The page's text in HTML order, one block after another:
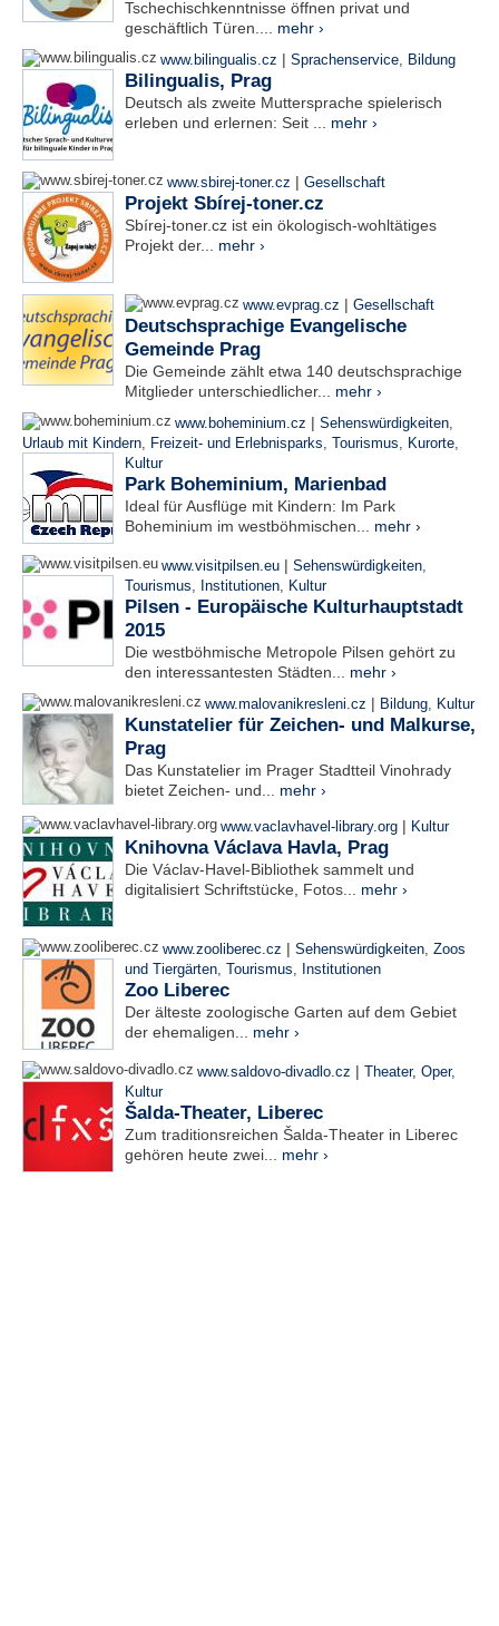
Tschechischkenntnisse öffnen privat und
geschäftlich Türen.... mehr ›
www.bilingualis.cz | Sprachenservice, Bildung
Bilingualis, Prag
Deutsch als zweite Muttersprache spielerisch
erleben und erlernen: Seit ... mehr ›
www.sbirej-toner.cz | Gesellschaft
Projekt Sbírej-toner.cz
Sbírej-toner.cz ist ein ökologisch-wohltätiges
Projekt der... mehr ›
www.evprag.cz | Gesellschaft
Deutschsprachige Evangelische
Gemeinde Prag
Die Gemeinde zählt etwa 140 deutschsprachige
Mitglieder unterschiedlicher... mehr ›
www.boheminium.cz | Sehenswürdigkeiten,
Urlaub mit Kindern, Freizeit- und Erlebnisparks, Tourismus, Kurorte,
Kultur
Park Boheminium, Marienbad
Ideal für Ausflüge mit Kindern: Im Park
Boheminium im westböhmischen... mehr ›
www.visitpilsen.eu | Sehenswürdigkeiten,
Tourismus, Institutionen, Kultur
Pilsen - Europäische Kulturhauptstadt
2015
Die westböhmische Metropole Pilsen gehört zu
den interessantesten Städten... mehr ›
www.malovanikresleni.cz | Bildung, Kultur
Kunstatelier für Zeichen- und Malkurse,
Prag
Das Kunstatelier im Prager Stadtteil Vinohrady
bietet Zeichen- und... mehr ›
www.vaclavhavel-library.org | Kultur
Knihovna Václava Havla, Prag
Die Václav-Havel-Bibliothek sammelt und
digitalisiert Schriftstücke, Fotos... mehr ›
www.zooliberec.cz | Sehenswürdigkeiten, Zoos
und Tiergärten, Tourismus, Institutionen
Zoo Liberec
Der älteste zoologische Garten auf dem Gebiet
der ehemaligen... mehr ›
www.saldovo-divadlo.cz | Theater, Oper,
Kultur
Šalda-Theater, Liberec
Zum traditionsreichen Šalda-Theater in Liberec
gehören heute zwei... mehr ›